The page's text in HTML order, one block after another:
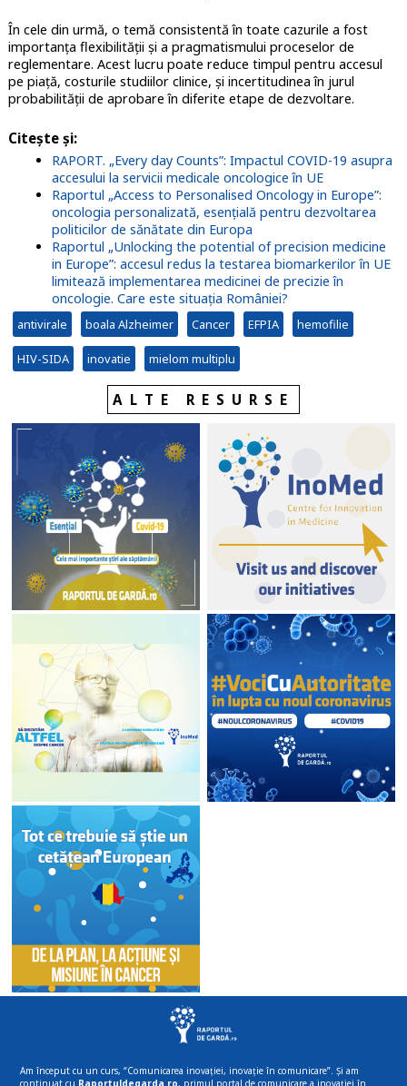
În cele din urmă, o temă consistentă în toate cazurile a fost
importanța flexibilității și a pragmatismului proceselor de
reglementare. Acest lucru poate reduce timpul pentru accesul
pe piață, costurile studiilor clinice, și incertitudinea în jurul
probabilității de aprobare în diferite etape de dezvoltare.
Citește și:
RAPORT. „Every day Counts”: Impactul COVID-19 asupra
accesului la servicii medicale oncologice în UE
Raportul „Access to Personalised Oncology in Europe”:
oncologia personalizată, esențială pentru dezvoltarea
politicilor de sănătate din Europa
Raportul „Unlocking the potential of precision medicine
in Europe”: accesul redus la testarea biomarkerilor în UE
limitează implementarea medicinei de precizie în
oncologie. Care este situația României?
antivirale boala Alzheimer Cancer EFPIA hemofilie
HIV-SIDA inovatie mielom multiplu
ALTE RESURSE
Am început cu un curs, “Comunicarea inovației, inovație în comunicare”. Și am